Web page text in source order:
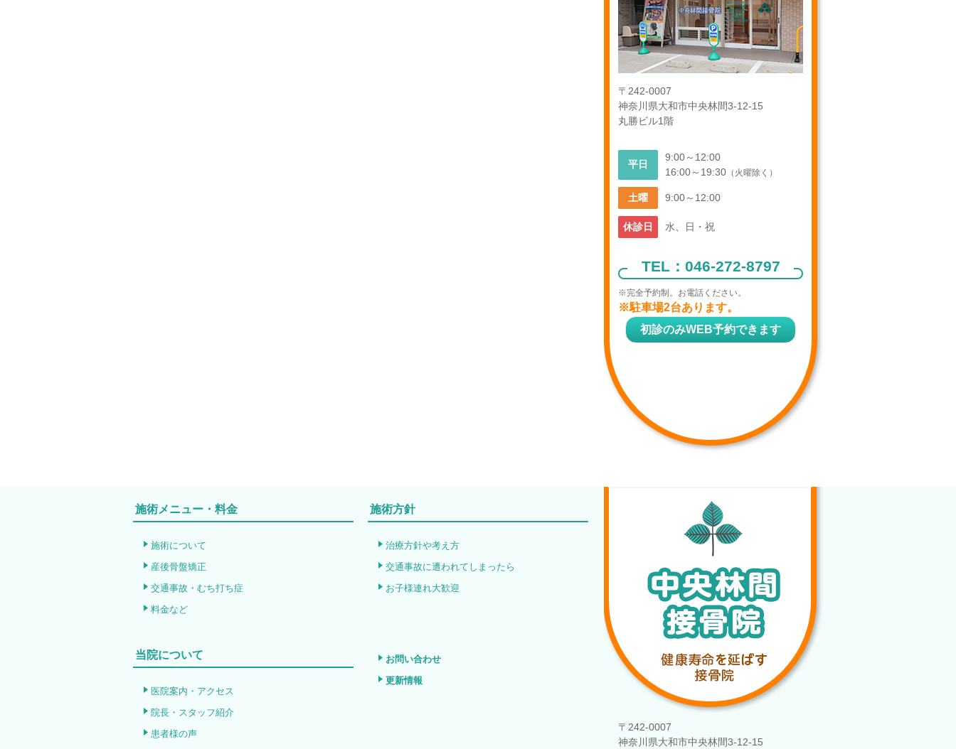
〒242-0007
神奈川県大和市中央林間3-12-15
丸勝ビル1階
平日
9:00～12:00
16:00～19:30 （火曜除く）
土曜 9:00～12:00
休診日 水、日・祝
TEL： 046-272-8797
※完全予約制。お電話ください。
※駐車場2台あります。
初診のみWEB予約できます
施術メニュー・料金
施術について
産後骨盤矯正
交通事故・むち打ち症
料金など
施術方針
治療方針や考え方
交通事故に遭われてしまったら
お子様連れ大歓迎
当院について
医院案内・アクセス
院長・スタッフ紹介
患者様の声
お問い合わせ
更新情報
〒242-0007
神奈川県大和市中央林間3-12-15